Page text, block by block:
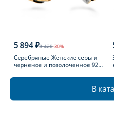
5 894 ₽8 420-30%
Серебряные Женские серьги
черненое и позолоченное 925
В